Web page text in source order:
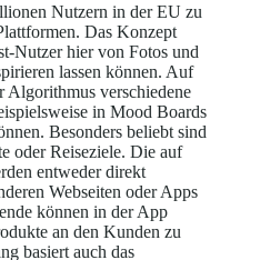
Nutzern in der EU zu
Das Konzept
Nutzer hier von Fotos und
lassen können. Auf
Algorithmus verschiedene
in Mood Boards
Besonders beliebt sind
oder Reiseziele. Die auf
entweder direkt
Webseiten oder Apps
können in der App
an den Kunden zu
basiert auch das